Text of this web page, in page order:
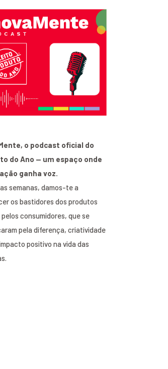
o podcast oficial do
do Ano — um espaço onde
ganha voz.
semanas, damos-te a
os bastidores dos produtos
consumidores, que se
pela diferença, criatividade
positivo na vida das